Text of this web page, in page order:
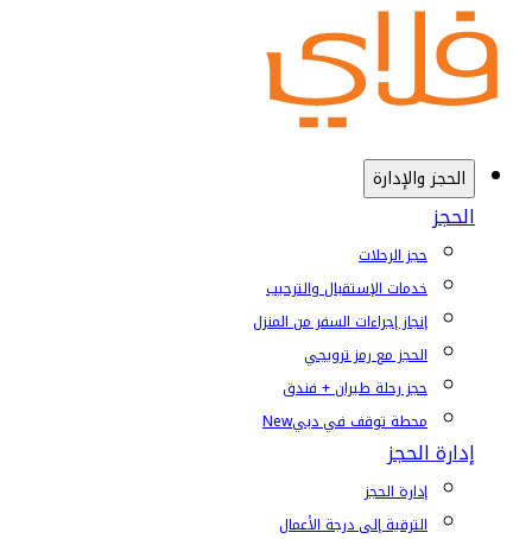
الحجز والإدارة
الحجز
حجز الرحلات
خدمات الإستقبال والترحيب
إنجاز إجراءات السفر من المنزل
الحجز مع رمز ترويجي
حجز رحلة طيران + فندق
محطة توقف في دبيNew
إدارة الحجز
إدارة الحجز
الترقية إلى درجة الأعمال